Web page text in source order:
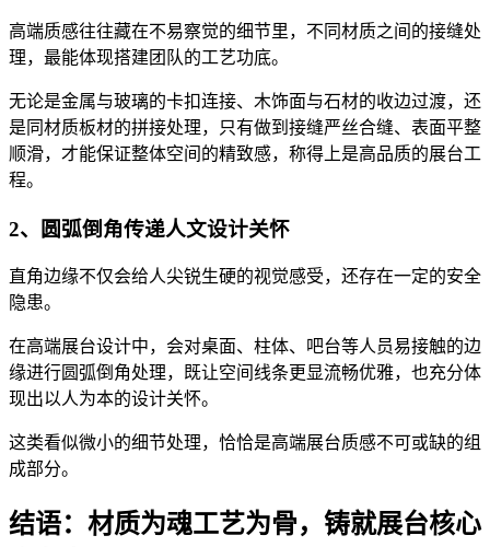
高端质感往往藏在不易察觉的细节里，不同材质之间的接缝处
理，最能体现搭建团队的工艺功底。
无论是金属与玻璃的卡扣连接、木饰面与石材的收边过渡，还
是同材质板材的拼接处理，只有做到接缝严丝合缝、表面平整
顺滑，才能保证整体空间的精致感，称得上是高品质的展台工
程。
2、圆弧倒角传递人文设计关怀
直角边缘不仅会给人尖锐生硬的视觉感受，还存在一定的安全
隐患。
在高端展台设计中，会对桌面、柱体、吧台等人员易接触的边
缘进行圆弧倒角处理，既让空间线条更显流畅优雅，也充分体
现出以人为本的设计关怀。
这类看似微小的细节处理，恰恰是高端展台质感不可或缺的组
成部分。
结语：材质为魂工艺为骨，铸就展台核心